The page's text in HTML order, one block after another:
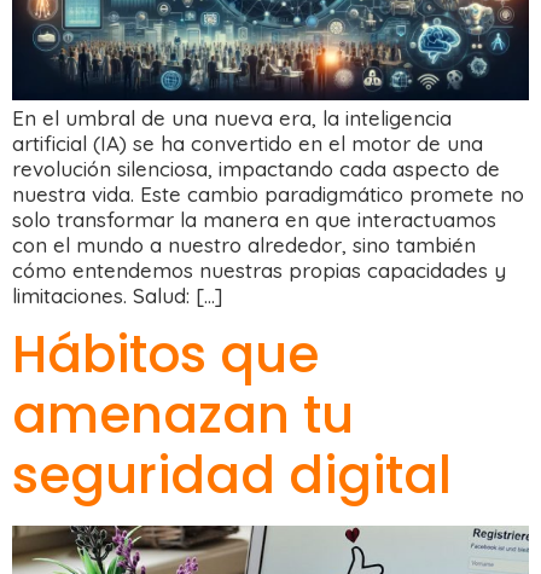
En el umbral de una nueva era, la inteligencia
artificial (IA) se ha convertido en el motor de una
revolución silenciosa, impactando cada aspecto de
nuestra vida. Este cambio paradigmático promete no
solo transformar la manera en que interactuamos
con el mundo a nuestro alrededor, sino también
cómo entendemos nuestras propias capacidades y
limitaciones. Salud: […]
Hábitos que
amenazan tu
seguridad digital